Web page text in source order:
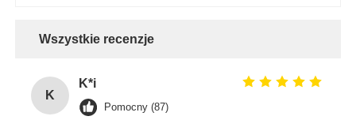
ciśnieniomierz
Wszystkie recenzje
K
K*i
Pomocny (87)